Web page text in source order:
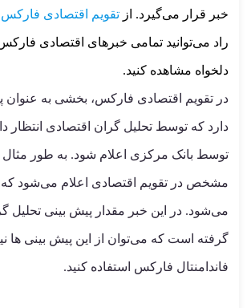
خبر قرار می‌گیرد. از تقویم اقتصادی فارکس
راد می‌توانید تمامی خبرهای اقتصادی
دلخواه مشاهده کنید.
در تقویم اقتصادی فارکس، بخشی به عنوان
دارد که توسط تحلیل گران اقتصادی انتظار
توسط بانک مرکزی اعلام شود. به طور مثال
مشخص در تقویم اقتصادی اعلام می‌شود که
می‌شود. در این خبر مقدار پیش بینی تحلیل
گرفته است که می‌توان از این پیش بینی ها
فاندامنتال فارکس استفاده کنید.